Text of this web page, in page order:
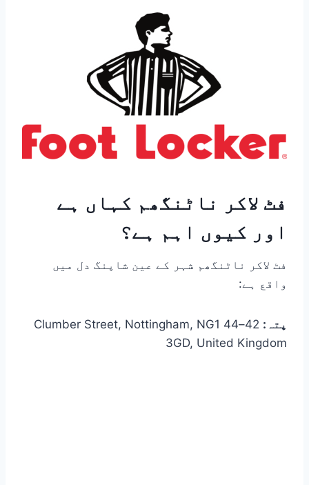
فٹ لاکر ناٹنگھم کہاں ہے
اور کیوں اہم ہے؟
فٹ لاکر ناٹنگھم شہر کے عین شاپنگ دل میں
واقع ہے:
پتہ:
42–44 Clumber Street, Nottingham, NG1
3GD, United Kingdom